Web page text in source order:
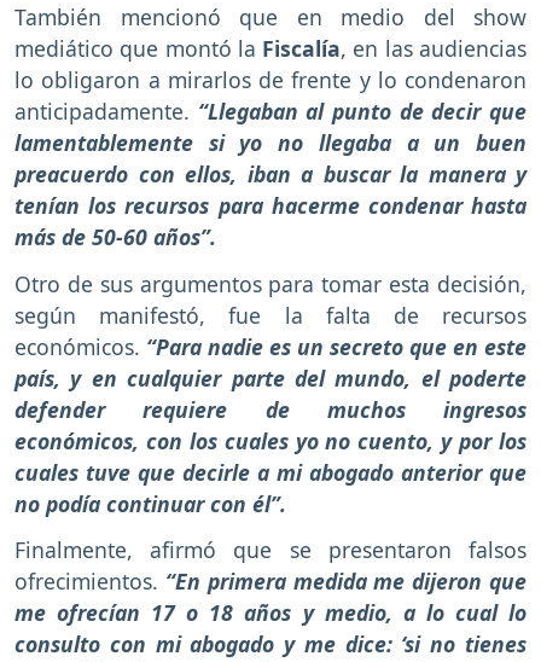
También mencionó que en medio del show
mediático que montó la Fiscalía, en las audiencias
lo obligaron a mirarlos de frente y lo condenaron
anticipadamente. “Llegaban al punto de decir que
lamentablemente si yo no llegaba a un buen
preacuerdo con ellos, iban a buscar la manera y
tenían los recursos para hacerme condenar hasta
más de 50-60 años”.
Otro de sus argumentos para tomar esta decisión,
según manifestó, fue la falta de recursos
económicos. “Para nadie es un secreto que en este
país, y en cualquier parte del mundo, el poderte
defender requiere de muchos ingresos
económicos, con los cuales yo no cuento, y por los
cuales tuve que decirle a mi abogado anterior que
no podía continuar con él”.
Finalmente, afirmó que se presentaron falsos
ofrecimientos. “En primera medida me dijeron que
me ofrecían 17 o 18 años y medio, a lo cual lo
consulto con mi abogado y me dice: ‘si no tienes